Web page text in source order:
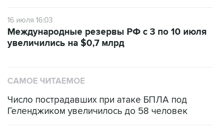
16 июля 16:03
Международные резервы РФ с 3 по 10 июля
увеличились на $0,7 млрд
САМОЕ ЧИТАЕМОЕ
Число пострадавших при атаке БПЛА под
Геленджиком увеличилось до 58 человек